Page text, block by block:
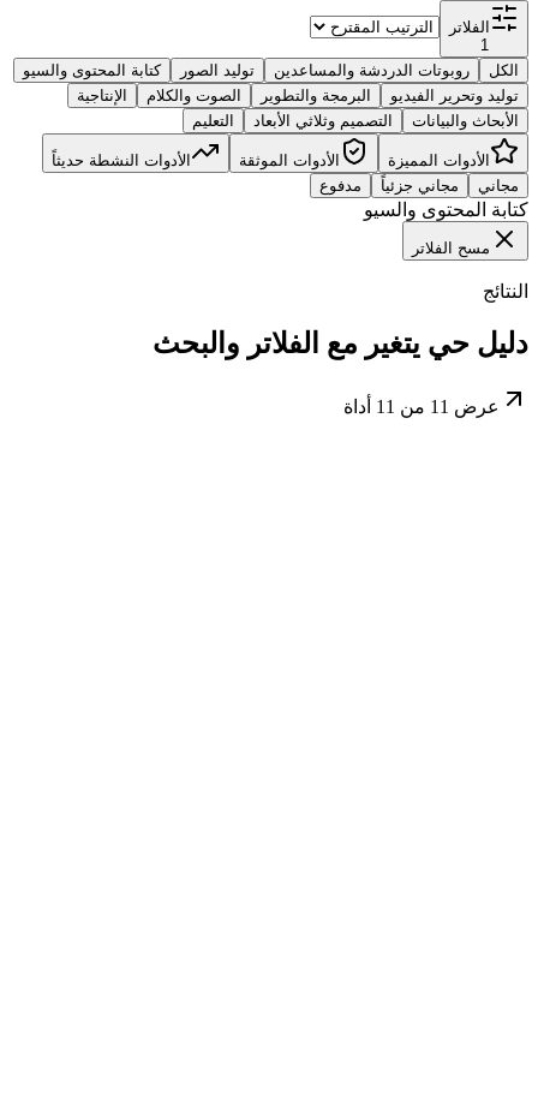
الفلاتر
1
الكل
روبوتات الدردشة والمساعدين توليد الصور
كتابة المحتوى والسيو
توليد وتحرير الفيديو
البرمجة والتطوير الصوت والكلام
الإنتاجية
الأبحاث والبيانات
التصميم وثلاثي الأبعاد التعليم
الأدوات المميزة الأدوات الموثقة
الأدوات النشطة حديثاً
مجاني
مجاني جزئياً مدفوع
كتابة المحتوى والسيو
مسح الفلاتر
النتائج
دليل حي يتغير مع الفلاتر والبحث
عرض 11 من 11 أداة